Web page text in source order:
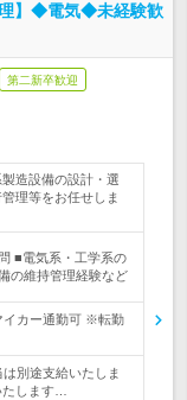
理】◆電気◆未経験歓
第二新卒歓迎
造設備の設計・選
理等をお任せしま
■電気系・工学系の
の維持管理経験など
イカー通勤可 ※転勤
別途支給いたしま
します…